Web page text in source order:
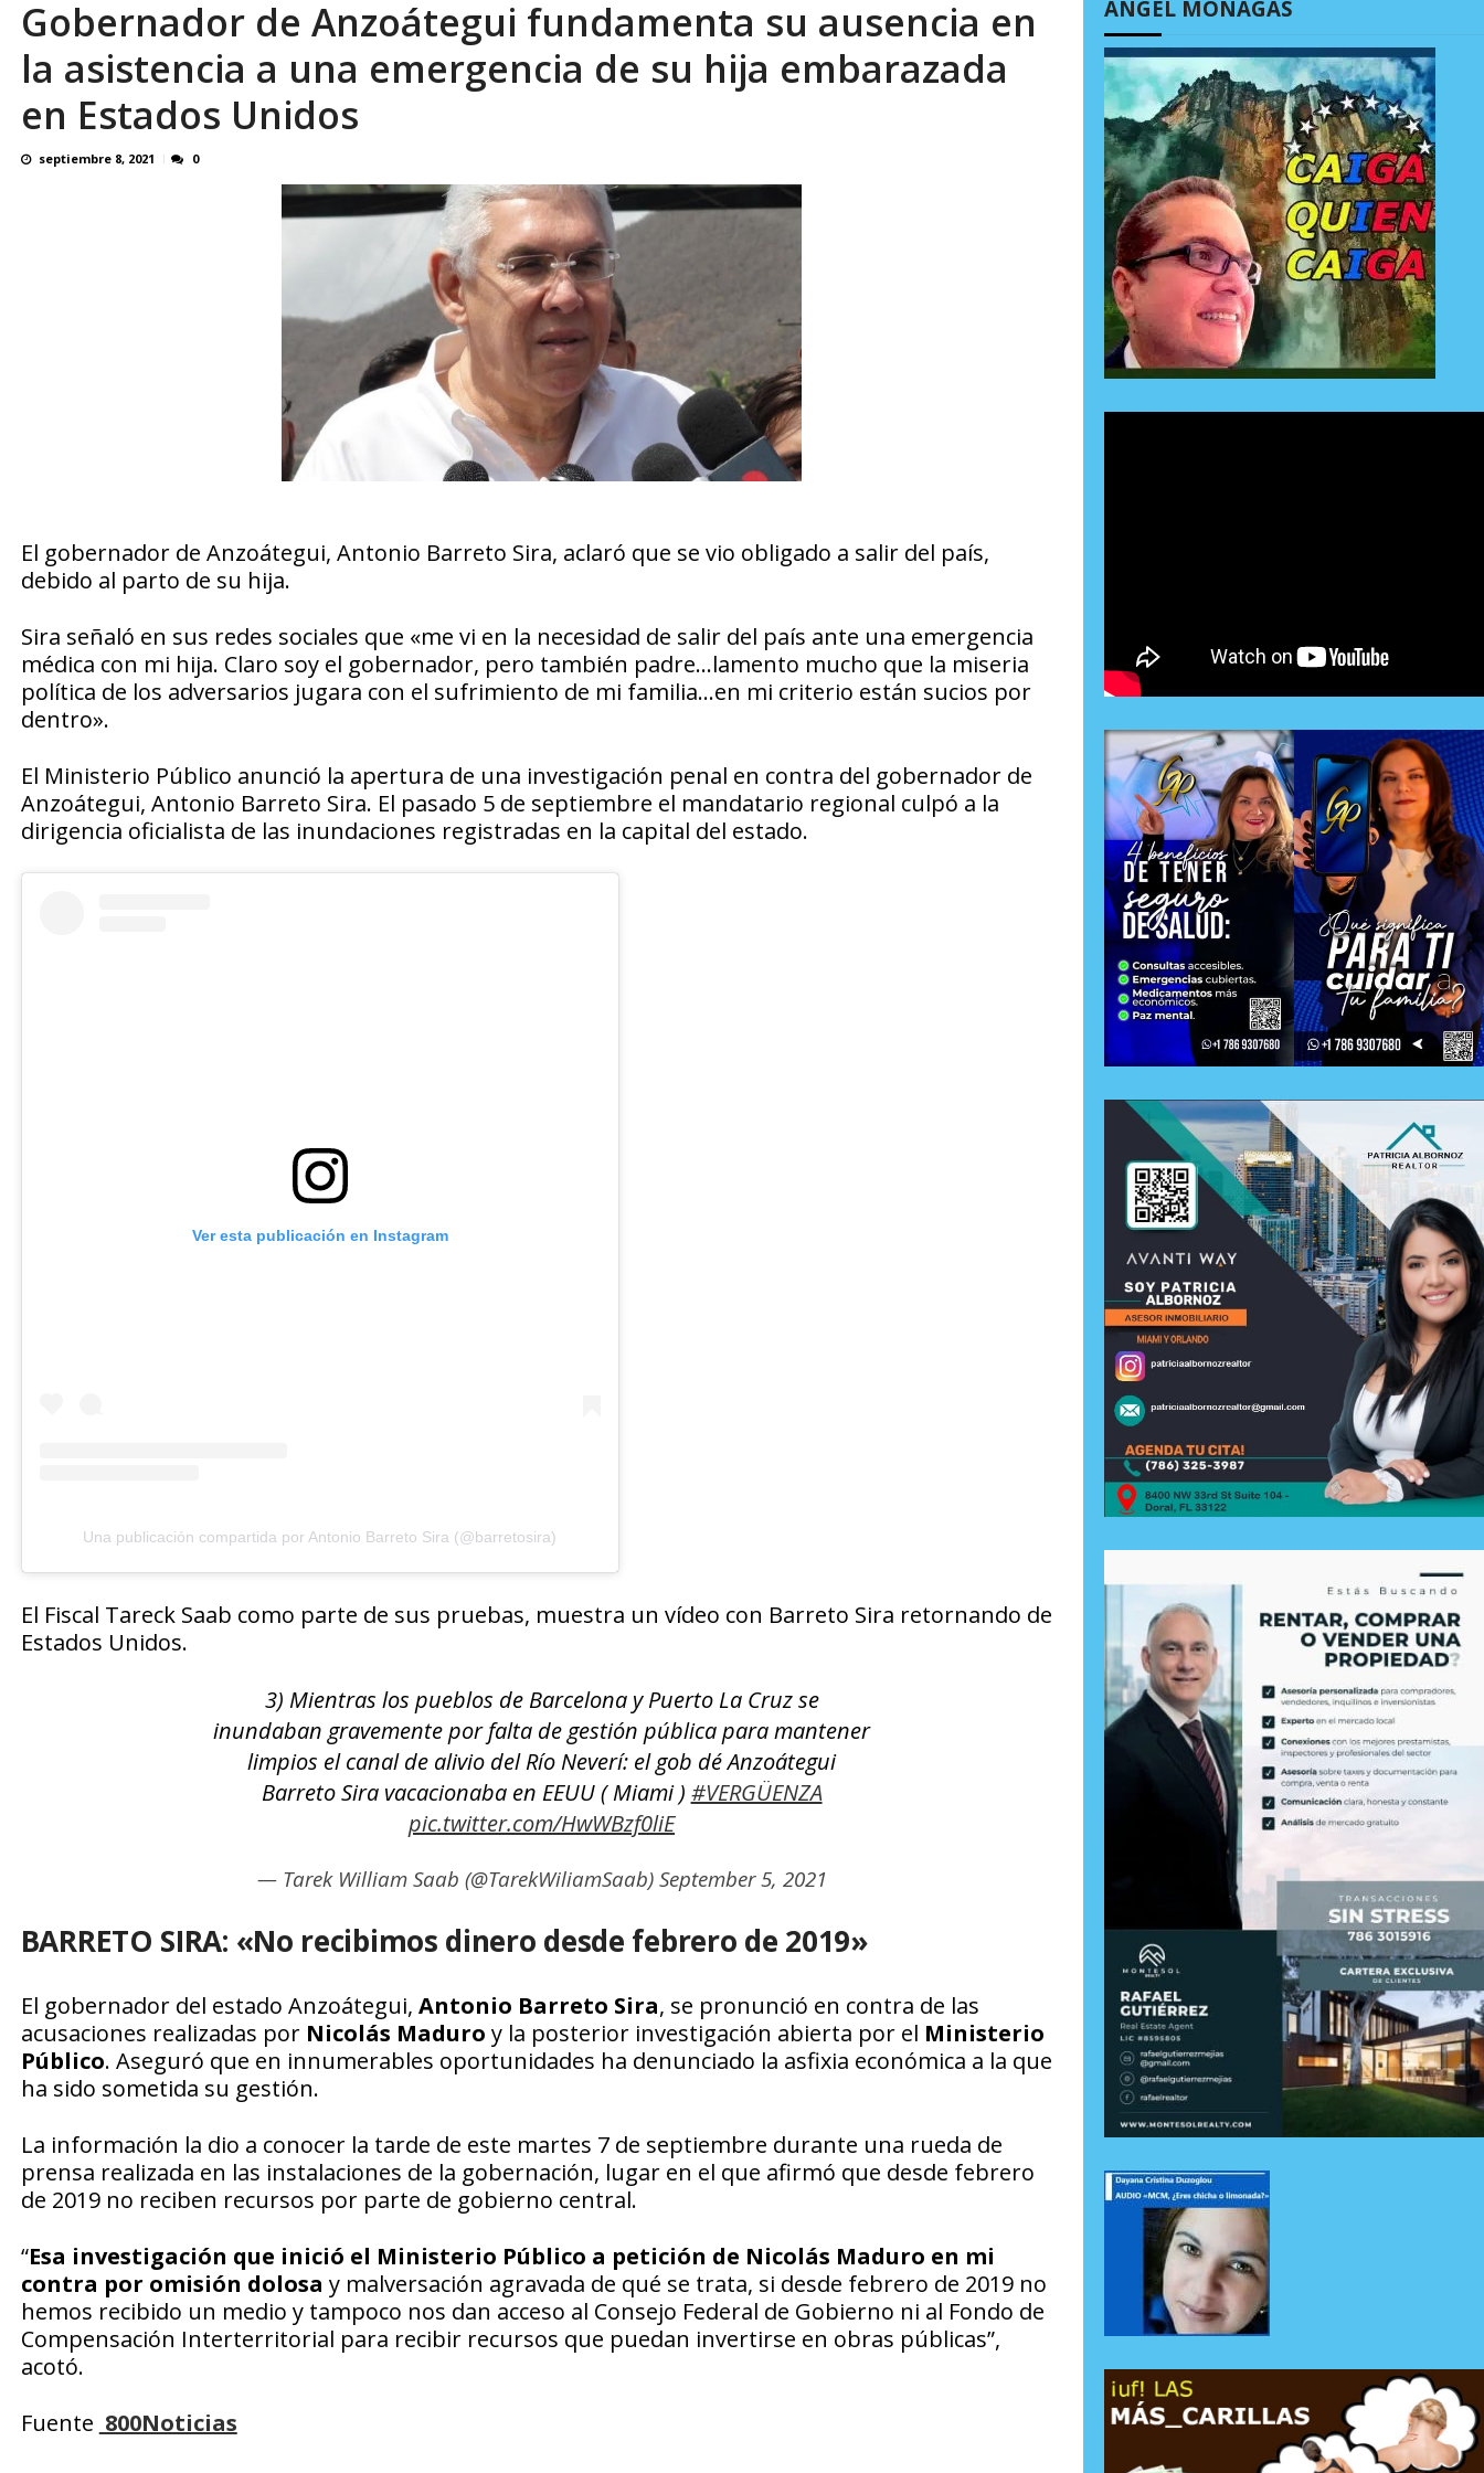
Reino Unido dejará millonaria donación médica en Venezuela tras finalizar su mis... AGOSTO 9, 2026
Gobernador de Anzoátegui fundamenta su ausencia en
la asistencia a una emergencia de su hija embarazada
en Estados Unidos
septiembre 8, 2021 0
El gobernador de Anzoátegui, Antonio Barreto Sira, aclaró que se vio obligado a salir del país,
debido al parto de su hija.
Sira señaló en sus redes sociales que «me vi en la necesidad de salir del país ante una emergencia
médica con mi hija. Claro soy el gobernador, pero también padre…lamento mucho que la miseria
política de los adversarios jugara con el sufrimiento de mi familia…en mi criterio están sucios por
dentro».
El Ministerio Público anunció la apertura de una investigación penal en contra del gobernador de
Anzoátegui, Antonio Barreto Sira. El pasado 5 de septiembre el mandatario regional culpó a la
dirigencia oficialista de las inundaciones registradas en la capital del estado.
Ver esta publicación en Instagram
Una publicación compartida por Antonio Barreto Sira (@barretosira)
El Fiscal Tareck Saab como parte de sus pruebas, muestra un vídeo con Barreto Sira retornando de
Estados Unidos.
3) Mientras los pueblos de Barcelona y Puerto La Cruz se
inundaban gravemente por falta de gestión pública para mantener
limpios el canal de alivio del Río Neverí: el gob dé Anzoátegui
Barreto Sira vacacionaba en EEUU ( Miami ) #VERGÜENZA
pic.twitter.com/HwWBzf0liE
— Tarek William Saab (@TarekWiliamSaab) September 5, 2021
BARRETO SIRA: «No recibimos dinero desde febrero de 2019»
El gobernador del estado Anzoátegui, Antonio Barreto Sira, se pronunció en contra de las
acusaciones realizadas por Nicolás Maduro y la posterior investigación abierta por el Ministerio
Público. Aseguró que en innumerables oportunidades ha denunciado la asfixia económica a la que
ha sido sometida su gestión.
La información la dio a conocer la tarde de este martes 7 de septiembre durante una rueda de
prensa realizada en las instalaciones de la gobernación, lugar en el que afirmó que desde febrero
de 2019 no reciben recursos por parte de gobierno central.
“Esa investigación que inició el Ministerio Público a petición de Nicolás Maduro en mi
contra por omisión dolosa y malversación agravada de qué se trata, si desde febrero de 2019 no
hemos recibido un medio y tampoco nos dan acceso al Consejo Federal de Gobierno ni al Fondo de
Compensación Interterritorial para recibir recursos que puedan invertirse en obras públicas”,
acotó.
Fuente 800Noticias
ÁNGEL MONAGAS